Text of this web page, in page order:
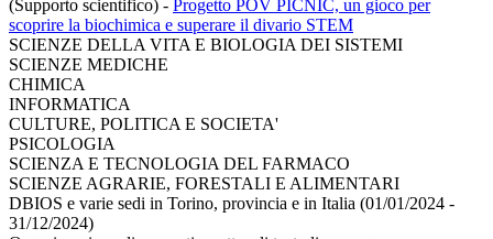
(Supporto scientifico) - Progetto POV PICNIC, un gioco per
scoprire la biochimica e superare il divario STEM
SCIENZE DELLA VITA E BIOLOGIA DEI SISTEMI
SCIENZE MEDICHE
CHIMICA
INFORMATICA
CULTURE, POLITICA E SOCIETA'
PSICOLOGIA
SCIENZA E TECNOLOGIA DEL FARMACO
SCIENZE AGRARIE, FORESTALI E ALIMENTARI
DBIOS e varie sedi in Torino, provincia e in Italia (01/01/2024 -
31/12/2024)